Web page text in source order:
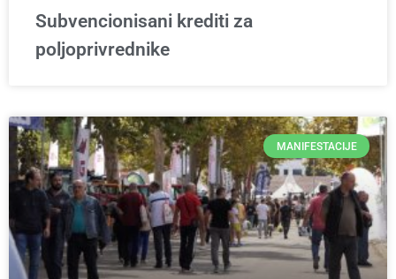
Subvencionisani krediti za
poljoprivrednike
MANIFESTACIJE